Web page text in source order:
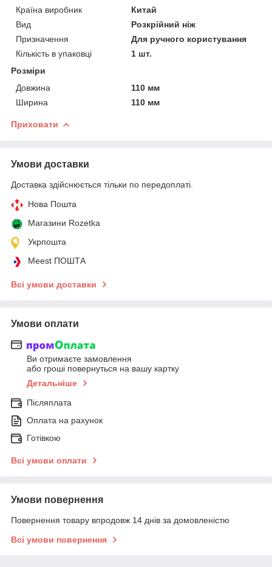
Країна виробник
Китай
Вид
Розкрійний ніж
Призначення
Для ручного користування
Кількість в упаковці
1 шт.
Розміри
Довжина
110 мм
Ширина
110 мм
Приховати
Умови доставки
Доставка здійснюється тільки по передоплаті.
Нова Пошта
Магазини Rozetka
Укрпошта
Meest ПОШТА
Всі умови доставки
Умови оплати
Ви отримаєте замовлення
або гроші повернуться на вашу картку
Детальніше
Післяплата
Оплата на рахунок
Готівкою
Всі умови оплати
Умови повернення
Повернення товару впродовж 14 днів за домовленістю
Всі умови повернення